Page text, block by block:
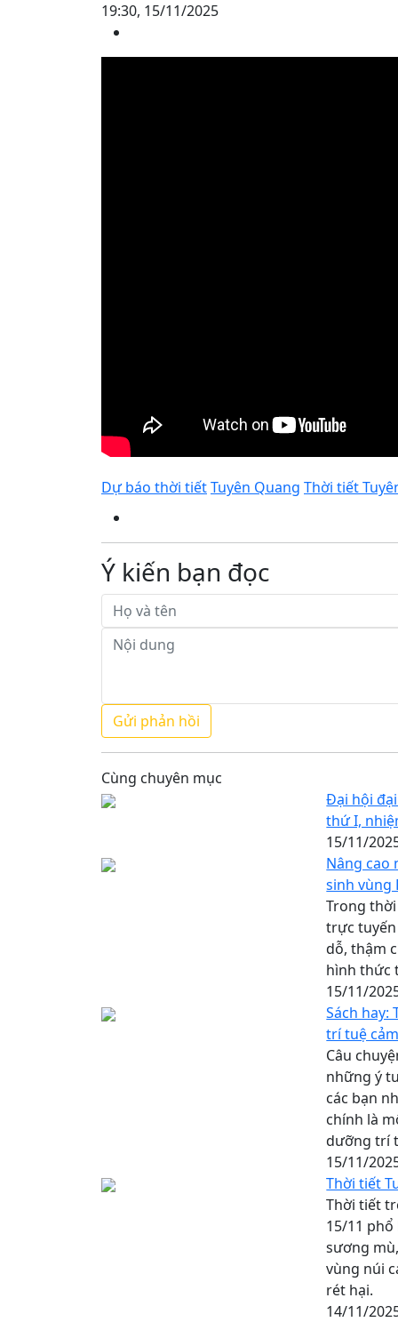
19:30, 15/11/2025
Dự báo thời tiếtTuyên Quang Thời tiết
Ý kiến bạn đọc
Cùng chuyên mục
Đại hội
thứ I,
15/11/
Nâng cao
sinh vùng
Trong
trực
dỗ, thậm
hình thức
15/11/
Sách hay:
trí tuệ
Câu
những ý
các bạn
chính là
dưỡng trí
15/11/
Thời tiết
Thời tiết
15/11 phổ
sương
vùng núi
rét hại.
14/11/